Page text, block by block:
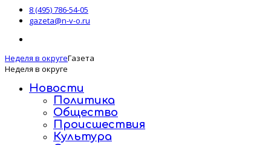
8 (495) 786-54-05
gazeta@n-v-o.ru
Неделя в округеГазета
Неделя в округе
Новости
Политика
Общество
Происшествия
Культура